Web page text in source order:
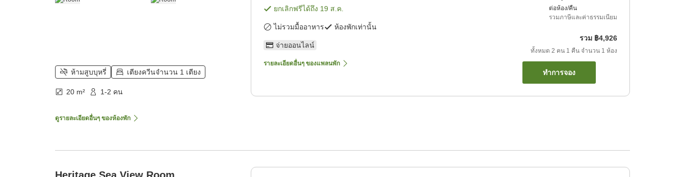
ห้ามสูบบุหรี่ เตียงควีนจำนวน 1 เตียง
20 m² 1-2 คน
ดูรายละเอียดอื่นๆ ของห้องพัก
ยกเลิกฟรีได้ถึง 19 ส.ค.
ไม่รวมมื้ออาหาร ห้องพักเท่านั้น
จ่ายออนไลน์
รายละเอียดอื่นๆ ของแพลนพัก
ต่อห้อง/คืน
รวมภาษีและค่าธรรมเนียม
รวม ฿4,926
ทั้งหมด 2 คน 1 คืน จำนวน 1 ห้อง
ทำการจอง